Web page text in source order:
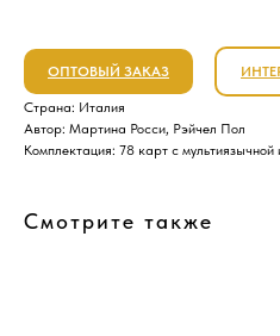
ОПТОВЫЙ ЗАКАЗ
Страна: Италия
Автор: Мартина Росси, Рэйчел Пол
Комплектация: 78 карт с мультиязычной
Смотрите также